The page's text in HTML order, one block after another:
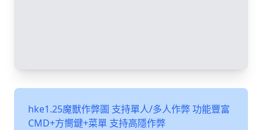
hke1.25魔獸作弊圖 支持單人/多人作弊 功能豐富
CMD+方嚮鍵+菜單 支持高隱作弊